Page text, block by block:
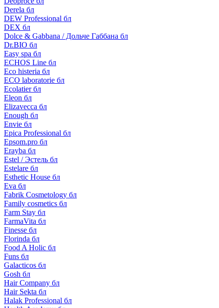
Derela бл
DEW Professional бл
DEX бл
Dolce & Gabbana / Дольче Габбана бл
Dr.BIO бл
Easy spa бл
ECHOS Line бл
Eco histeria бл
ECO laboratorie бл
Ecolatier бл
Eleon бл
Elizavecca бл
Enough бл
Envie бл
Epica Professional бл
Epsom.pro бл
Erayba бл
Estel / Эстель бл
Estelare бл
Esthetic House бл
Eva бл
Fabrik Cosmetology бл
Family cosmetics бл
Farm Stay бл
FarmaVita бл
Finesse бл
Florinda бл
Food A Holic бл
Funs бл
Galacticos бл
Gosh бл
Hair Company бл
Hair Sekta бл
Halak Professional бл